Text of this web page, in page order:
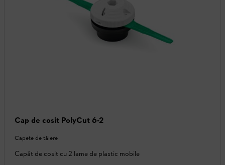
Cap de cosit PolyCut 6-2
Capete de tăiere
Capăt de cosit cu 2 lame de plastic mobile